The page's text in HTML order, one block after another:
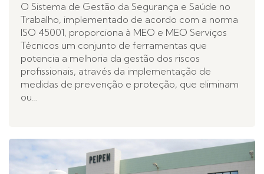
O Sistema de Gestão da Segurança e Saúde no
Trabalho, implementado de acordo com a norma
ISO 45001, proporciona à MEO e MEO Serviços
Técnicos um conjunto de ferramentas que
potencia a melhoria da gestão dos riscos
profissionais, através da implementação de
medidas de prevenção e proteção, que eliminam
ou…